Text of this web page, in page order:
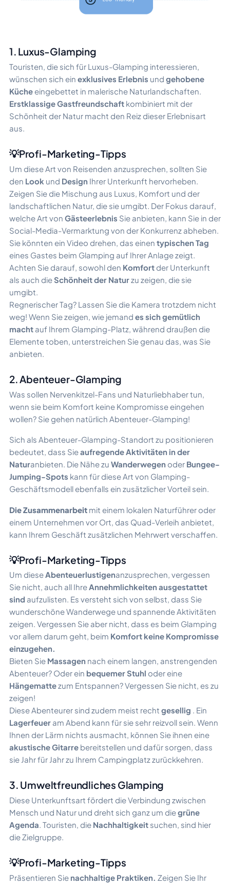
1. Luxus-Glamping
Touristen, die sich für Luxus-Glamping interessieren,
wünschen sich ein exklusives Erlebnis und gehobene
Küche eingebettet in malerische Naturlandschaften.
Erstklassige Gastfreundschaft kombiniert mit der
Schönheit der Natur macht den Reiz dieser Erlebnisart
aus.
💡Profi-Marketing-Tipps
Um diese Art von Reisenden anzusprechen, sollten Sie
den Look und Design Ihrer Unterkunft hervorheben.
Zeigen Sie die Mischung aus Luxus, Komfort und der
landschaftlichen Natur, die sie umgibt. Der Fokus darauf,
welche Art von Gästeerlebnis Sie anbieten, kann Sie in der
Social-Media-Vermarktung von der Konkurrenz abheben.
Sie könnten ein Video drehen, das einen typischen Tag
eines Gastes beim Glamping auf Ihrer Anlage zeigt.
Achten Sie darauf, sowohl den Komfort der Unterkunft
als auch dieSchönheit der Naturzu zeigen, die sie
umgibt.
Regnerischer Tag? Lassen Sie die Kamera trotzdem nicht
weg! Wenn Sie zeigen, wie jemand es sich gemütlich
macht auf Ihrem Glamping-Platz, während draußen die
Elemente toben, unterstreichen Sie genau das, was Sie
anbieten.
2. Abenteuer-Glamping
Was sollen Nervenkitzel-Fans und Naturliebhaber tun,
wenn sie beim Komfort keine Kompromisse eingehen
wollen? Sie gehen natürlich Abenteuer-Glamping!
Sich als Abenteuer-Glamping-Standort zu positionieren
bedeutet, dass Sieaufregende Aktivitäten in der
Naturanbieten. Die Nähe zu Wanderwegen oder Bungee-
Jumping-Spots kann für diese Art von Glamping-
Geschäftsmodell ebenfalls ein zusätzlicher Vorteil sein.
Die Zusammenarbeit mit einem lokalen Naturführer oder
einem Unternehmen vor Ort, das Quad-Verleih anbietet,
kann Ihrem Geschäft zusätzlichen Mehrwert verschaffen.
💡Profi-Marketing-Tipps
Um dieseAbenteuerlustigenanzusprechen, vergessen
Sie nicht, auch all IhreAnnehmlichkeiten ausgestattet
sind aufzulisten. Es versteht sich von selbst, dass Sie
wunderschöne Wanderwege und spannende Aktivitäten
zeigen. Vergessen Sie aber nicht, dass es beim Glamping
vor allem darum geht, beim Komfort keine Kompromisse
einzugehen.
Bieten Sie Massagen nach einem langen, anstrengenden
Abenteuer? Oder ein bequemer Stuhl oder eine
Hängemattezum Entspannen? Vergessen Sie nicht, es zu
zeigen!
Diese Abenteurer sind zudem meist recht gesellig . Ein
Lagerfeuer am Abend kann für sie sehr reizvoll sein. Wenn
Ihnen der Lärm nichts ausmacht, können Sie ihnen eine
akustische Gitarre bereitstellen und dafür sorgen, dass
sie Jahr für Jahr zu Ihrem Campingplatz zurückkehren.
3. Umweltfreundliches Glamping
Diese Unterkunftsart fördert die Verbindung zwischen
Mensch und Natur und dreht sich ganz um diegrüne
Agenda. Touristen, die Nachhaltigkeit suchen, sind hier
die Zielgruppe.
💡Profi-Marketing-Tipps
Präsentieren Sie nachhaltige Praktiken. Zeigen Sie Ihr